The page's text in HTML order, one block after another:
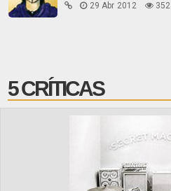
29 Abr 2012 352
5 CRÍTICAS